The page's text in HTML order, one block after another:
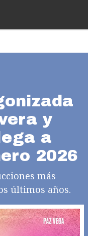
y
a
2026
más
últimos años.